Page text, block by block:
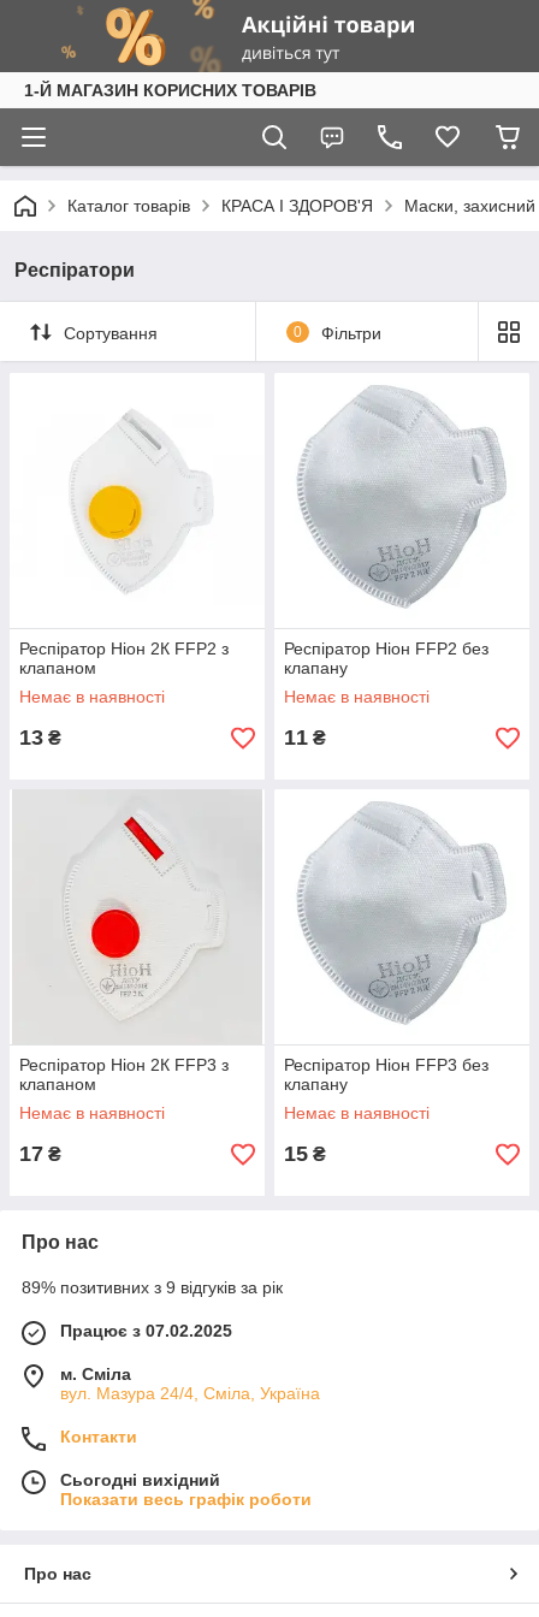
1-Й МАГАЗИН КОРИСНИХ ТОВАРІВ
Каталог товарів КРАСА І ЗДОРОВ'Я Маски, захисний
Респіратори
Сортування 0 Фільтри
Респіратор Ніон 2К FFP2 з
клапаном
Немає в наявності
13 ₴
Респіратор Ніон FFP2 без
клапану
Немає в наявності
11 ₴
Респіратор Ніон 2К FFP3 з
клапаном
Немає в наявності
17 ₴
Респіратор Ніон FFP3 без
клапану
Немає в наявності
15 ₴
Про нас
89% позитивних з 9 відгуків за рік
Працює з 07.02.2025
м. Сміла
вул. Мазура 24/4, Сміла, Україна
Контакти
Сьогодні вихідний
Показати весь графік роботи
Про нас